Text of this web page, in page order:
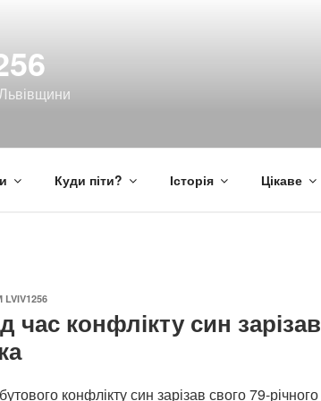
Куди піти? Історія Цікаве
LVIV1256
час конфлікту син зарізав
конфлікту син зарізав свого 79-річного